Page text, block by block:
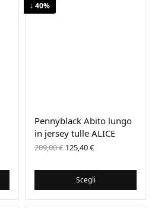
↓ 40%
Pennyblack Abito lungo
in jersey tulle ALICE
209,00€ Il prezzo
originale
209,00 €.
125,40€Il prezzo
125,40 €.
Scegli